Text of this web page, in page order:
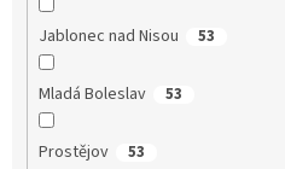
Jablonec nad Nisou 53
Mladá Boleslav 53
Prostějov 53